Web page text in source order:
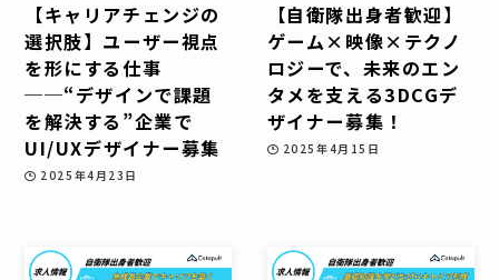
【キャリアチェンジの
選択肢】ユーザー視点
を形にする仕事
──“デザインで課題
を解決する”企業で
UI/UXデザイナー募集
2025年4月23日
【自衛隊出身者歓迎】
ゲーム×映像×テクノ
ロジーで、未来のエン
タメを支える3DCGデ
ザイナー募集！
2025年4月15日